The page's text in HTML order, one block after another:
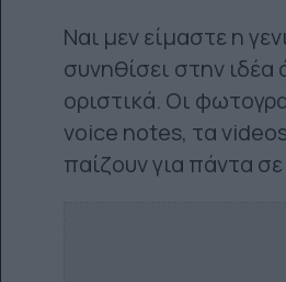
Ναι μεν είμαστε η
συνηθίσει στην
οριστικά. Οι
voice notes, τα
παίζουν για πάντα